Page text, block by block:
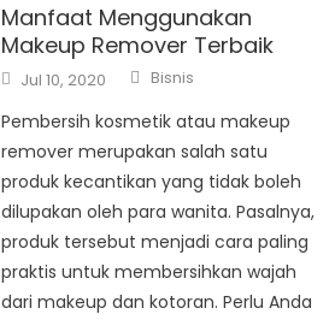
Manfaat Menggunakan
Makeup Remover Terbaik
Posted
on
Jul 10, 2020 Author
Bisnis
Pembersih kosmetik atau makeup
remover merupakan salah satu
produk kecantikan yang tidak boleh
dilupakan oleh para wanita. Pasalnya,
produk tersebut menjadi cara paling
praktis untuk membersihkan wajah
dari makeup dan kotoran. Perlu Anda